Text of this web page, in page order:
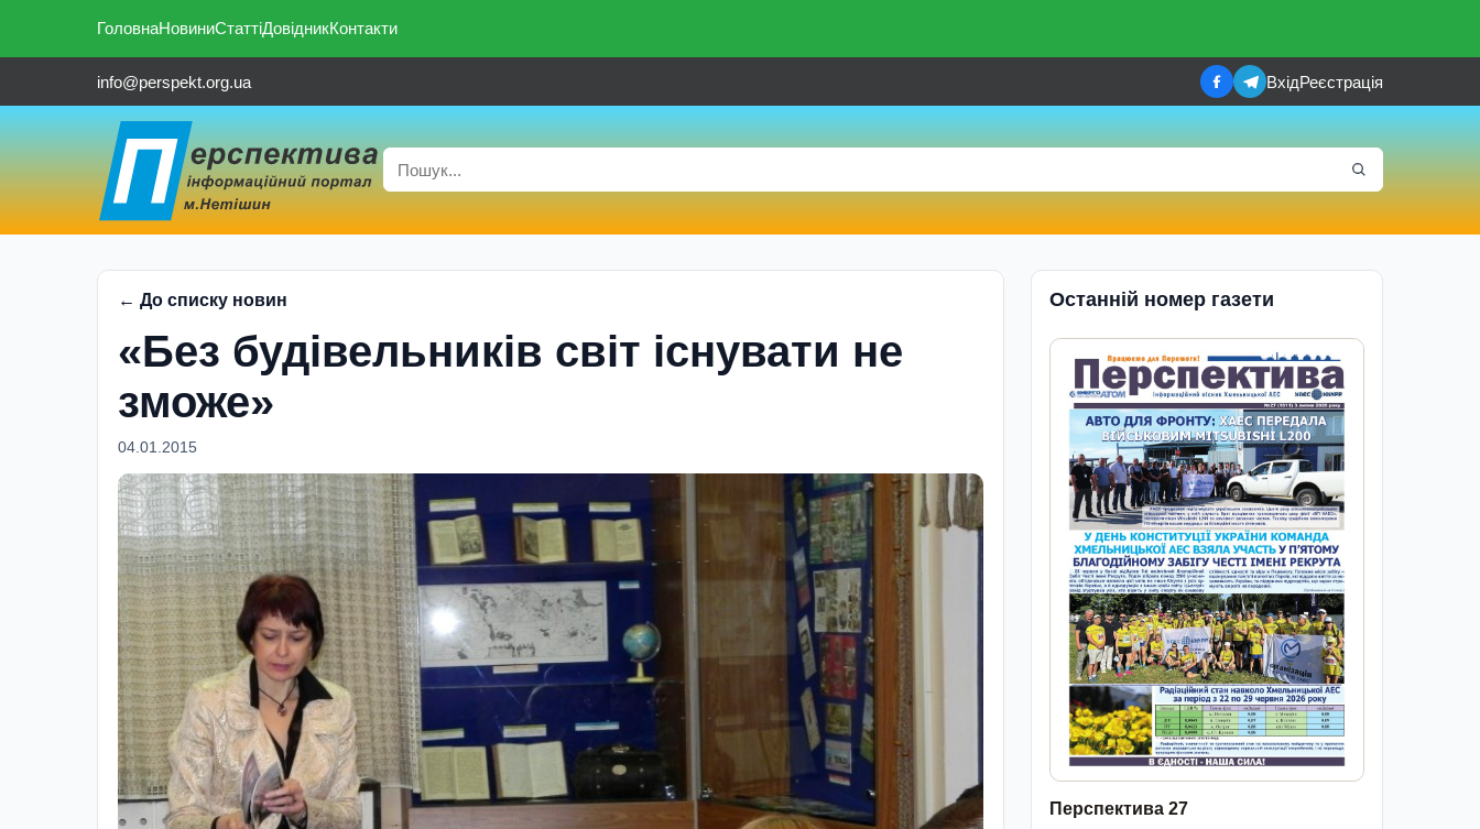
ГоловнаНовиниСтаттіДовідникКонтакти
info@perspekt.org.ua ВхідРеєстрація
← До списку новин
«Без будiвельникiв свiт iснувати не
зможе»
04.01.2015
Останній номер газети
Перспектива 27